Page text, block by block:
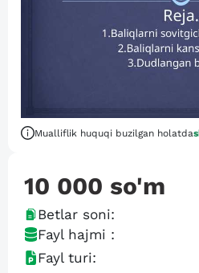
Mualliflik huquqi buzilgan holatda
10 000 so'm
Betlar soni:
Fayl hajmi :
Fayl turi: